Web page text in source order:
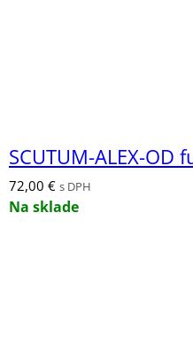
SCUTUM-ALEX-OD
72,00 € s DPH
Na sklade